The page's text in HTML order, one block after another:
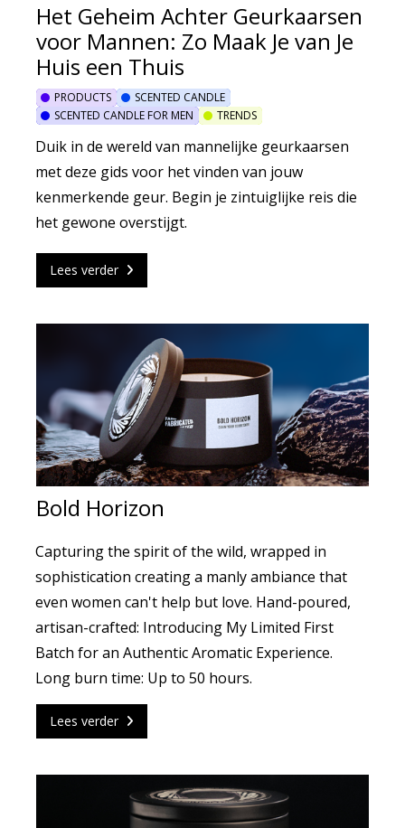
Het Geheim Achter Geurkaarsen
voor Mannen: Zo Maak Je van Je
Huis een Thuis
PRODUCTS
SCENTED CANDLE
SCENTED CANDLE FOR MEN
TRENDS
Duik in de wereld van mannelijke geurkaarsen
met deze gids voor het vinden van jouw
kenmerkende geur. Begin je zintuiglijke reis die
het gewone overstijgt.
Lees verder
Bold Horizon
Capturing the spirit of the wild, wrapped in
sophistication creating a manly ambiance that
even women can't help but love. Hand-poured,
artisan-crafted: Introducing My Limited First
Batch for an Authentic Aromatic Experience.
Long burn time: Up to 50 hours.
Lees verder